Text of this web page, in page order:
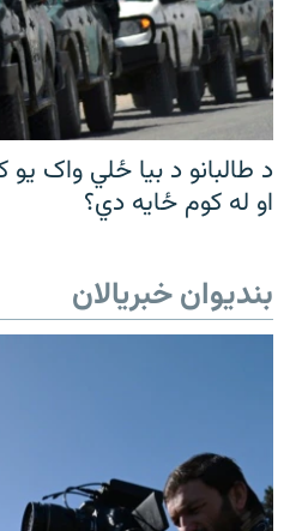
د طالبانو د بیا ځلي واک
او له کوم ځایه دي؟
بندیوان خبریالان